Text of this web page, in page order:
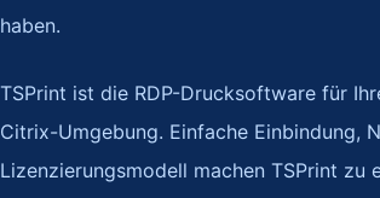
haben.
TSPrint ist die RDP-Drucksoftware für
Citrix-Umgebung. Einfache Einbindung,
Lizenzierungsmodell machen TSPrint